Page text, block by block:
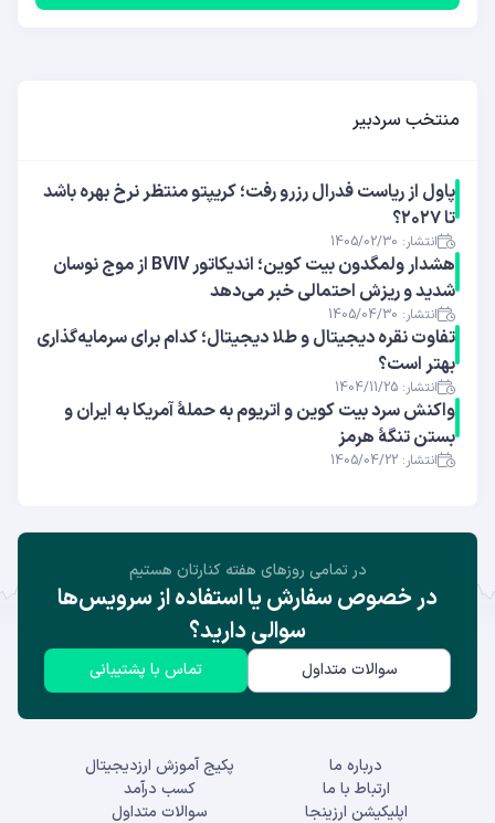
منتخب سردبیر
پاول از ریاست فدرال رزرو رفت؛ کریپتو منتظر نرخ بهره باشد
تا ۲۰۲۷؟
انتشار: 1405/02/30
هشدار ولمگدون بیت کوین؛ اندیکاتور BVIV از موج نوسان
شدید و ریزش احتمالی خبر می‌دهد
انتشار: 1405/04/30
تفاوت نقره دیجیتال و طلا دیجیتال؛ کدام برای سرمایه‌گذاری
بهتر است؟
انتشار: 1404/11/25
واکنش سرد بیت کوین و اتریوم به حملهٔ آمریکا به ایران و
بستن تنگهٔ هرمز
انتشار: 1405/04/22
در تمامی روز‌های هفته کنارتان هستیم
در خصوص سفارش یا استفاده از سرویس‌ها
سوالی دارید؟
سوالات متداول تماس با پشتیبانی
درباره ما
ارتباط با ما
اپلیکیشن ارزینجا
پکیج آموزش ارزدیجیتال
کسب درآمد
سوالات متداول